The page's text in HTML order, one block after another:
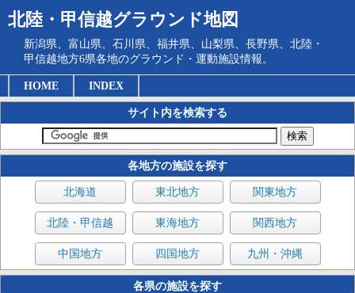
北陸・甲信越グラウンド地図
新潟県、富山県、石川県、福井県、山梨県、長野県、北陸・
甲信越地方6県各地のグラウンド・運動施設情報。
HOME INDEX
サイト内を検索する
各地方の施設を探す
北海道 東北地方 関東地方
北陸・甲信越 東海地方 関西地方
中国地方 四国地方 九州・沖縄
各県の施設を探す